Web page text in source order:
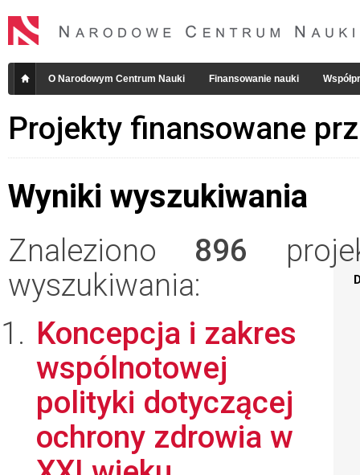
O Narodowym Centrum Nauki Finansowanie nauki
Projekty finansowane
Wyniki wyszukiwania
Znaleziono 896
wyszukiwania:
Koncepcja i zakres
wspólnotowej
polityki dotyczącej
ochrony zdrowia w